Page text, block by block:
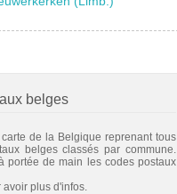
belges
de la Belgique reprenant tous
belges classés par commune.
portée de main les codes postaux
plus d'infos.